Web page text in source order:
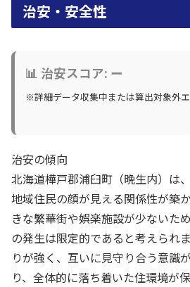
治安・安全性
📊 治安スコア: ー
※詳細データ収集中または算出対象外
治安の傾向
北海道樺戸郡浦臼町（晩生内）は
地域住民の顔が見える関係性が築
きな繁華街や娯楽施設が少ないた
の発生は限定的であると考えられ
りが強く、互いに見守り合う意識
り、全体的に落ち着いた住環境が